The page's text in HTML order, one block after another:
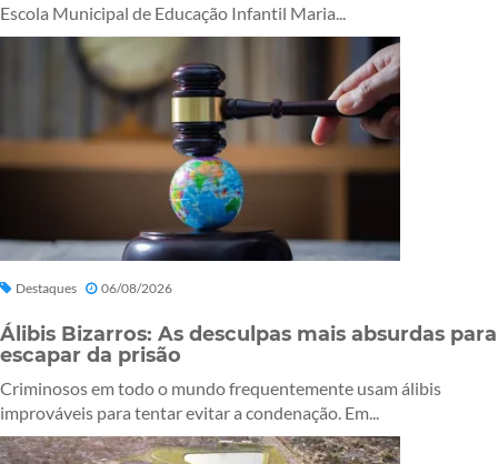
Escola Municipal de Educação Infantil Maria...
Destaques 06/08/2026
Álibis Bizarros: As desculpas mais absurdas para
escapar da prisão
Criminosos em todo o mundo frequentemente usam álibis
improváveis para tentar evitar a condenação. Em...